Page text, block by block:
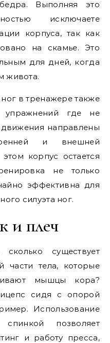
Выполняя это
исключаете
корпуса, так как
на скамье. Это
для дней, когда
живота.
в тренажере также
упражнений где не
направлены
и внешней
корпус остается
не только
эффективна для
силуэта ног.
и плеч
существует
части тела, которые
мышцы кора?
сидя с опорой
Использование
позволяет
и работу пресса,